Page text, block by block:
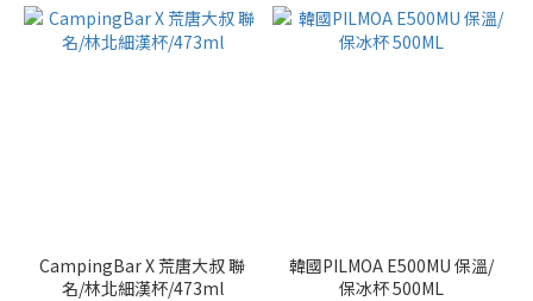
CampingBar X 荒唐大叔 聯
名/林北細漢杯/473ml
韓國PILMOA E500MU 保溫/
保冰杯 500ML